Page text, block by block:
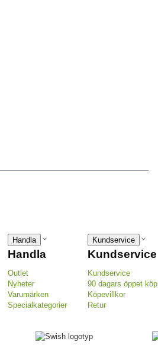
Handla
Handla
Outlet
Nyheter
Varumärken
Specialkategorier
Kundservice
Kundservice
Kundservice
90 dagars öppet köp
Köpevillkor
Retur